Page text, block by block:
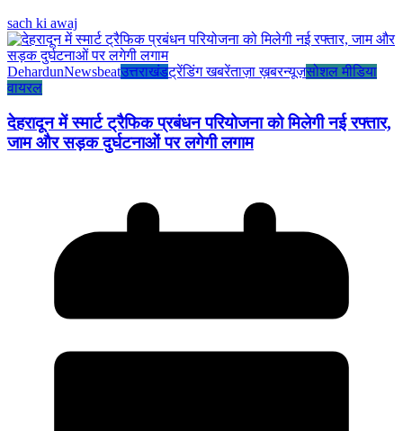
sach ki awaj
DehardunNewsbeatउत्तराखंडट्रेंडिंग खबरेंताज़ा ख़बरन्यूज़सोशल मीडिया
वायरल
देहरादून में स्मार्ट ट्रैफिक प्रबंधन परियोजना को मिलेगी नई रफ्तार,
जाम और सड़क दुर्घटनाओं पर लगेगी लगाम